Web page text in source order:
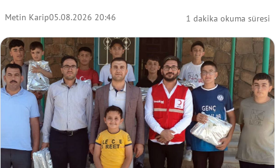
Metin Karip05.08.2026 20:46 1 dakika okuma süresi